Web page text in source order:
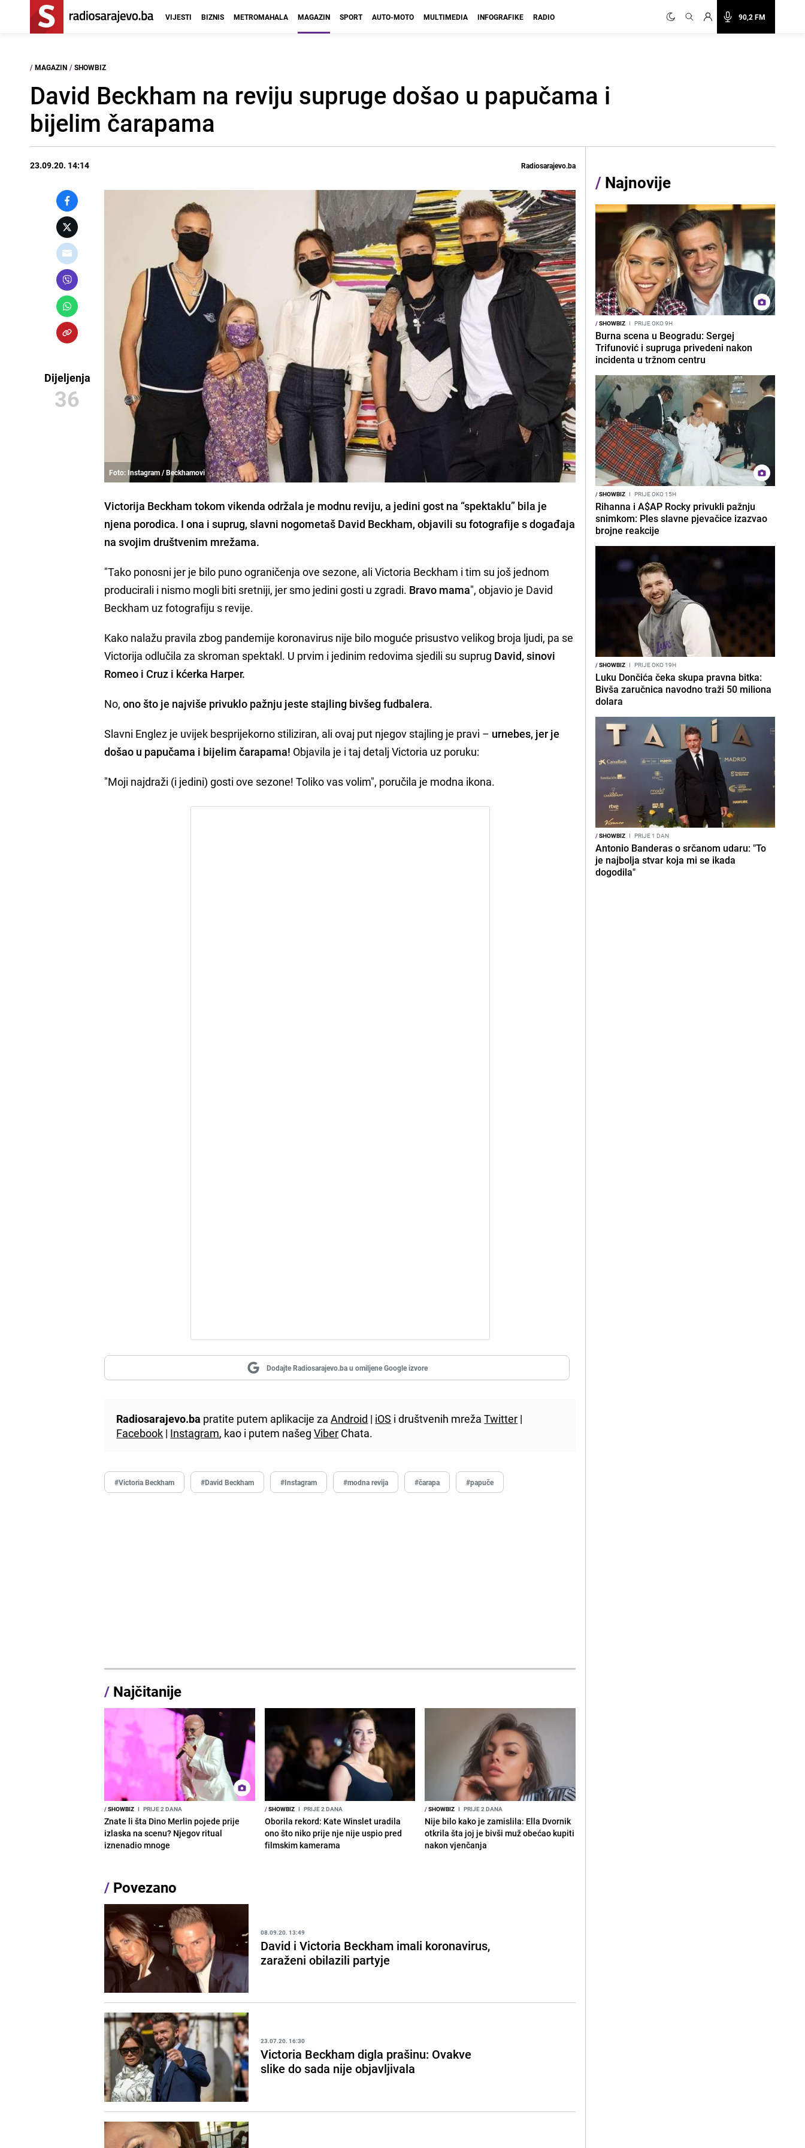
90,2 FM
VIJESTI BIZNIS METROMAHALA MAGAZIN SPORT AUTO-MOTO MULTIMEDIA INFOGRAFIKE RADIO
/ MAGAZIN / SHOWBIZ
David Beckham na reviju supruge došao u papučama i
bijelim čarapama
23.09.20. 14:14 Radiosarajevo.ba
Dijeljenja
36
Foto: Instagram / Beckhamovi
Victorija Beckham tokom vikenda održala je modnu reviju, a jedini gost na “spektaklu” bila je
njena porodica. I ona i suprug, slavni nogometaš David Beckham, objavili su fotografije s događaja
na svojim društvenim mrežama.
"Tako ponosni jer je bilo puno ograničenja ove sezone, ali Victoria Beckham i tim su još jednom
producirali i nismo mogli biti sretniji, jer smo jedini gosti u zgradi. Bravo mama", objavio je David
Beckham uz fotografiju s revije.
Kako nalažu pravila zbog pandemije koronavirus nije bilo moguće prisustvo velikog broja ljudi, pa se
Victorija odlučila za skroman spektakl. U prvim i jedinim redovima sjedili su suprug David, sinovi
Romeo i Cruz i kćerka Harper.
No,ono što je najviše privuklo pažnju jeste stajling bivšeg fudbalera.
Slavni Englez je uvijek besprijekorno stiliziran, ali ovaj put njegov stajling je pravi – urnebes, jer je
došao u papučama i bijelim čarapama! Objavila je i taj detalj Victoria uz poruku:
"Moji najdraži (i jedini) gosti ove sezone! Toliko vas volim", poručila je modna ikona.
Dodajte Radiosarajevo.ba u omiljene Google izvore
Radiosarajevo.ba pratite putem aplikacije zaAndroid | iOS i društvenih mrežaTwitter |
Facebook | Instagram, kao i putem našegViber Chata.
#Victoria Beckham #David Beckham #Instagram #modna revija #čarapa #papuče
/ Najčitanije
/SHOWBIZ I PRIJE 2 DANA
Znate li šta Dino Merlin pojede prije
izlaska na scenu? Njegov ritual
iznenadio mnoge
/SHOWBIZ I PRIJE 2 DANA
Oborila rekord: Kate Winslet uradila
ono što niko prije nje nije uspio pred
filmskim kamerama
/SHOWBIZ I PRIJE 2 DANA
Nije bilo kako je zamislila: Ella Dvornik
otkrila šta joj je bivši muž obećao kupiti
nakon vjenčanja
/ Povezano
08.09.20. 13:49
David i Victoria Beckham imali koronavirus,
zaraženi obilazili partyje
23.07.20. 16:30
Victoria Beckham digla prašinu: Ovakve
slike do sada nije objavljivala
/ Najnovije
/SHOWBIZ I PRIJE OKO 9H
Burna scena u Beogradu: Sergej
Trifunović i supruga privedeni nakon
incidenta u tržnom centru
/SHOWBIZ I PRIJE OKO 15H
Rihanna i A$AP Rocky privukli pažnju
snimkom: Ples slavne pjevačice izazvao
brojne reakcije
/SHOWBIZ I PRIJE OKO 19H
Luku Dončića čeka skupa pravna bitka:
Bivša zaručnica navodno traži 50 miliona
dolara
/SHOWBIZ I PRIJE 1 DAN
Antonio Banderas o srčanom udaru: "To
je najbolja stvar koja mi se ikada
dogodila"